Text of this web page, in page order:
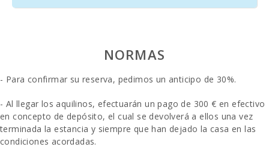
Playa Cala
Manacor (km):
Playa Torrent
des Revellar
(km):
NORMAS
- Para confirmar su reserva, pedimos un anticipo de 30%.
- Al llegar los aquilinos, efectuarán un pago de 300 € en efectivo
en concepto de depósito, el cual se devolverá a ellos una vez
terminada la estancia y siempre que han dejado la casa en las
condiciones acordadas.